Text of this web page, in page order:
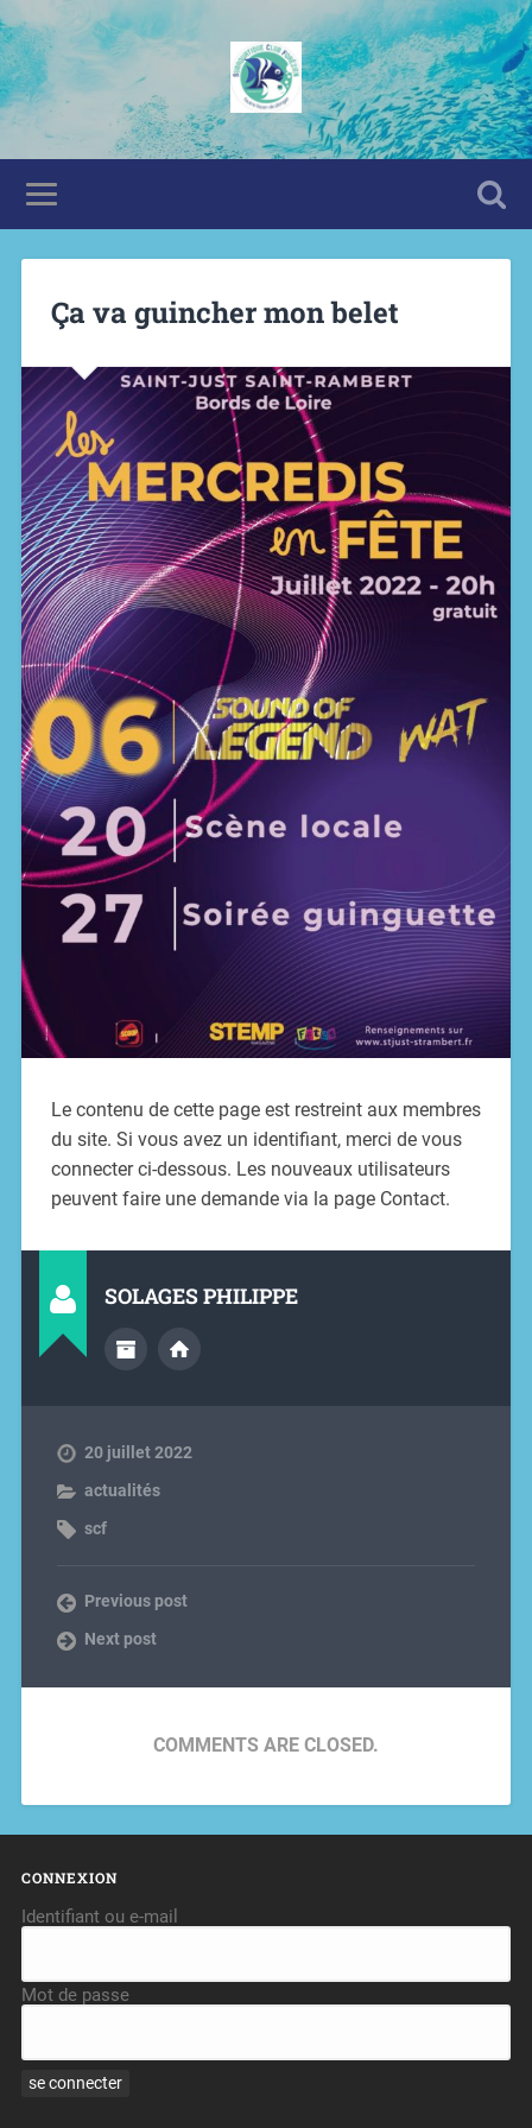
Ça va guincher mon belet
Le contenu de cette page est restreint aux membres
du site. Si vous avez un identifiant, merci de vous
connecter ci-dessous. Les nouveaux utilisateurs
peuvent faire une demande via la page Contact.
SOLAGES PHILIPPE
20 juillet 2022
actualités
scf
Previous post
Next post
COMMENTS ARE CLOSED.
CONNEXION
Identifiant ou e-mail
Mot de passe